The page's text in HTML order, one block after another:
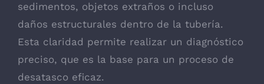
sedimentos, objetos extraños o incluso
daños estructurales dentro de la tubería.
Esta claridad permite realizar un diagnóstico
preciso, que es la base para un proceso de
desatasco eficaz.